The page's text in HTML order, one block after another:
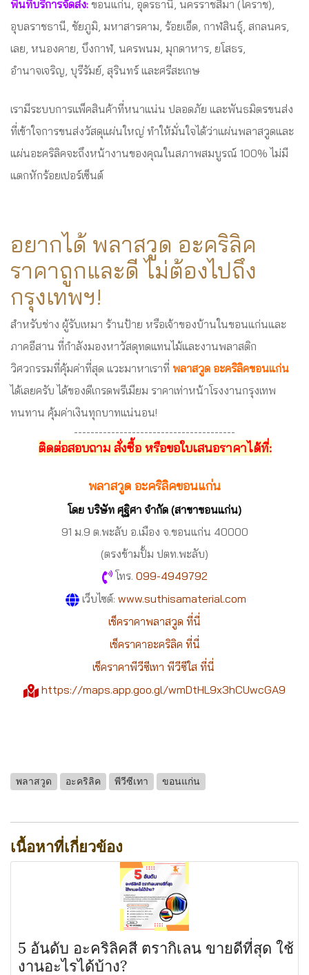
พื้นที่บริการจัดส่ง: ขอนแก่น, อุดรธานี, นครราชสีมา (โคราช),
อุบลราชธานี, ชัยภูมิ, มหาสารคาม, ร้อยเอ็ด, กาฬสินธุ์, สกลนคร,
เลย, หนองคาย, บึงกาฬ, นครพนม, มุกดาหาร, ยโสธร,
อำนาจเจริญ, บุรีรัมย์, สุรินทร์ และศรีสะเกษ
เรามีระบบการแพ็คสินค้าที่หนาแน่น ปลอดภัย และพันธมิตรขนส่ง
ที่เข้าใจการขนส่งวัสดุแผ่นใหญ่ ทำให้มั่นใจได้ว่าแผ่นพลาสวูดและ
แผ่นอะคริลิคจะถึงหน้างานของคุณในสภาพสมบูรณ์ 100% ไม่มี
แตกหักร้อยเปอร์เซ็นต์
อยากได้ พลาสวูด อะคริลิค
ราคาถูกและดี ไม่ต้องไปถึง
กรุงเทพฯ!
สำหรับช่าง ผู้รับเหมา ร้านป้าย หรือเจ้าของบ้านในขอนแก่นและ
ภาคอีสาน ที่กำลังมองหาวัสดุทดแทนไม้และงานพลาสติก
วิศวกรรมที่คุ้มค่าที่สุด แวะมาหาเราที่ พลาสวูด อะคริลิคขอนแก่น
ได้เลยครับ ได้ของดีเกรดพรีเมียม ราคาเท่าหน้าโรงงานกรุงเทพ
ทนทาน คุ้มค่าเงินทุกบาทแน่นอน!
---------------------------------------
ติดต่อสอบถามสั่งซื้อ หรือขอใบเสนอราคาได้ที่:
พลาสวูด อะคริลิคขอนแก่น
โดย บริษัท ศุฐิศา จำกัด (สาขาขอนแก่น)
91 ม.9 ต.พะลับ อ.เมือง จ.ขอนแก่น 40000
(ตรงข้ามปั้ม ปตท.พะลับ)
โทร. 099-4949792
เว็บไซต์: www.suthisamaterial.com
เช็คราคาพลาสวูด ที่นี่
เช็คราคาอะคริลิค ที่นี่
เช็คราคาพีวีซีเทา พีวีซีใส ที่นี่
https://maps.app.goo.gl/wmDtHL9x3hCUwcGA9
พลาสวูด อะคริลิค พีวีซีเทา ขอนแก่น
เนื้อหาที่เกี่ยวข้อง
5 อันดับ อะคริลิคสี ตรากิเลน ขายดีที่สุด ใช้
งานอะไรได้บ้าง?